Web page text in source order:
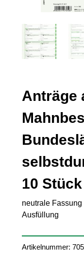
Anträge
10 Stück
neutrale
Ausfüllung
Artikelnummer: